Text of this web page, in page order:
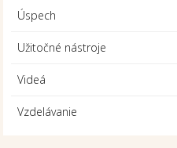
Úspech
Užitočné nástroje
Videá
Vzdelávanie